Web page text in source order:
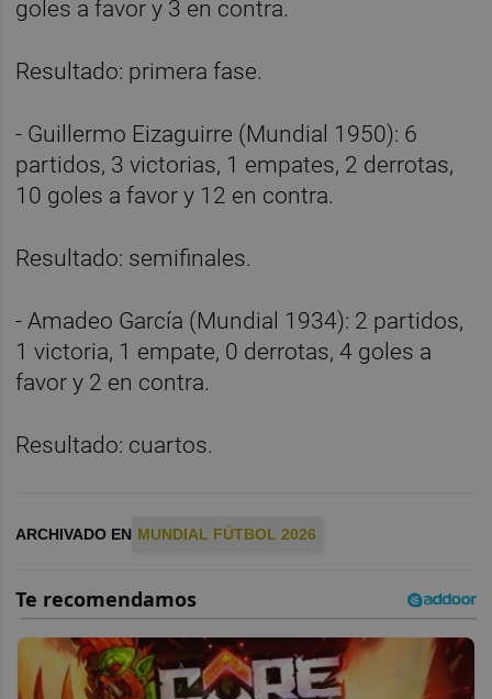
goles a favor y 3 en contra.
Resultado: primera fase.
- Guillermo Eizaguirre (Mundial 1950): 6
partidos, 3 victorias, 1 empates, 2 derrotas,
10 goles a favor y 12 en contra.
Resultado: semifinales.
- Amadeo García (Mundial 1934): 2 partidos,
1 victoria, 1 empate, 0 derrotas, 4 goles a
favor y 2 en contra.
Resultado: cuartos.
ARCHIVADO EN MUNDIAL FÚTBOL 2026